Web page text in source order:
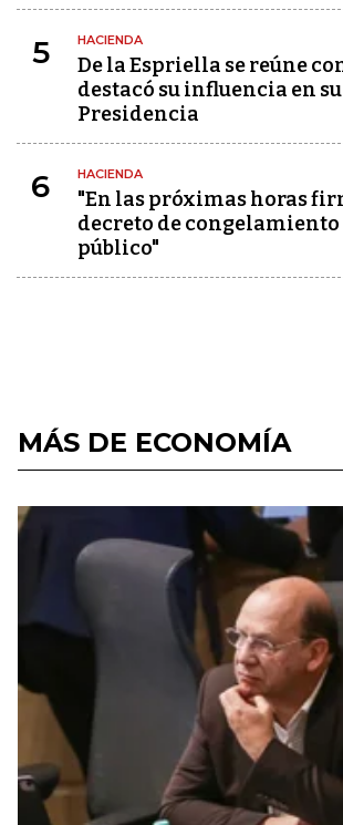
5 HACIENDA
De la Espriella se reúne
destacó su influencia en
Presidencia
6 HACIENDA
"En las próximas horas
decreto de congelamiento
público"
MÁS DE ECONOMÍA